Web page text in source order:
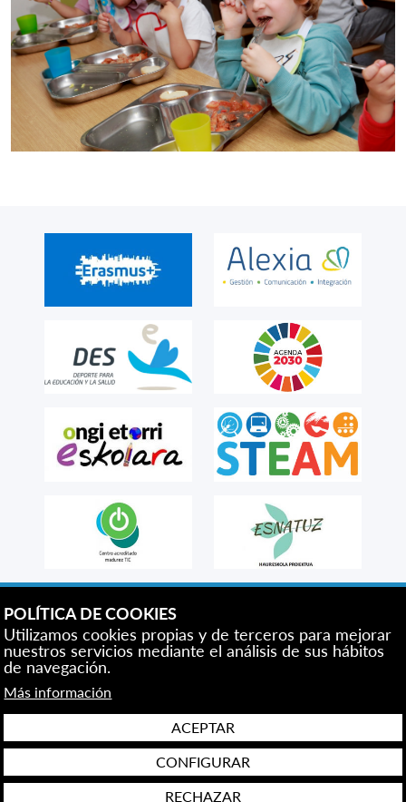
Aviso legal Protección de datos
Política de cookies Configuración de cookies
POLÍTICA DE COOKIES
Utilizamos cookies propias y de terceros para mejorar
nuestros servicios mediante el análisis de sus hábitos
de navegación.
Más información
ACEPTAR
CONFIGURAR
RECHAZAR